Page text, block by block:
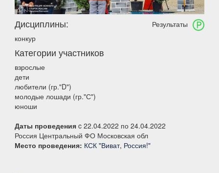
Результаты
Дисциплины:
конкур
Категории участников
взрослые
дети
любители (гр."D")
молодые лошади (гр."С")
юноши
Даты проведения c 22.04.2022 по 24.04.2022
Россия Центральный ФО Московская обл
Место проведения: КСК "Виват, Россия!"